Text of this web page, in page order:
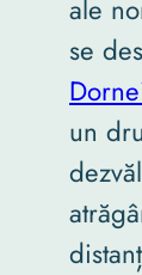
ale
se
un